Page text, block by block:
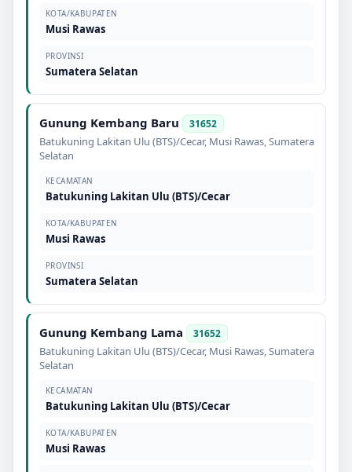
KOTA/KABUPATEN
Musi Rawas
PROVINSI
Sumatera Selatan
Gunung Kembang Baru 31652
Batukuning Lakitan Ulu (BTS)/Cecar, Musi Rawas,Sumatera
Selatan
KECAMATAN
Batukuning Lakitan Ulu (BTS)/Cecar
KOTA/KABUPATEN
Musi Rawas
PROVINSI
Sumatera Selatan
Gunung Kembang Lama 31652
Batukuning Lakitan Ulu (BTS)/Cecar, Musi Rawas,Sumatera
Selatan
KECAMATAN
Batukuning Lakitan Ulu (BTS)/Cecar
KOTA/KABUPATEN
Musi Rawas